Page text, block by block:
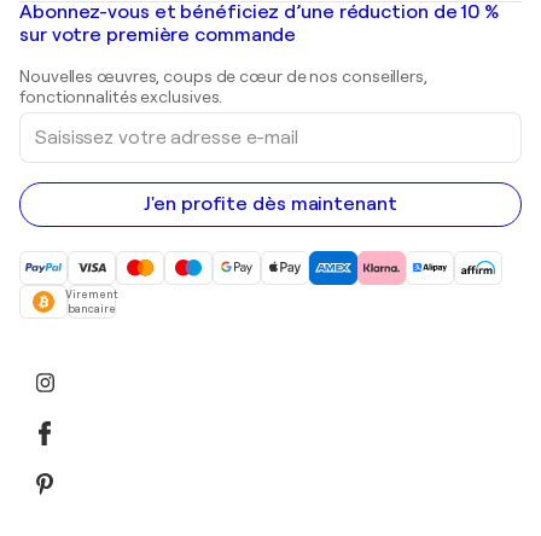
Shepard Fairey
Peintures de paysage
Estampes
Peintures acryliques
Galeries d'art en France
Galeries d'art en Belgique
Abonnez-vous et bénéficiez d’une réduction de 10 %
sur votre première commande
Nouvelles œuvres, coups de cœur de nos conseillers,
fonctionnalités exclusives.
Saisissez
votre
adresse
e-
mail
J'en profite dès maintenant
Virement
bancaire